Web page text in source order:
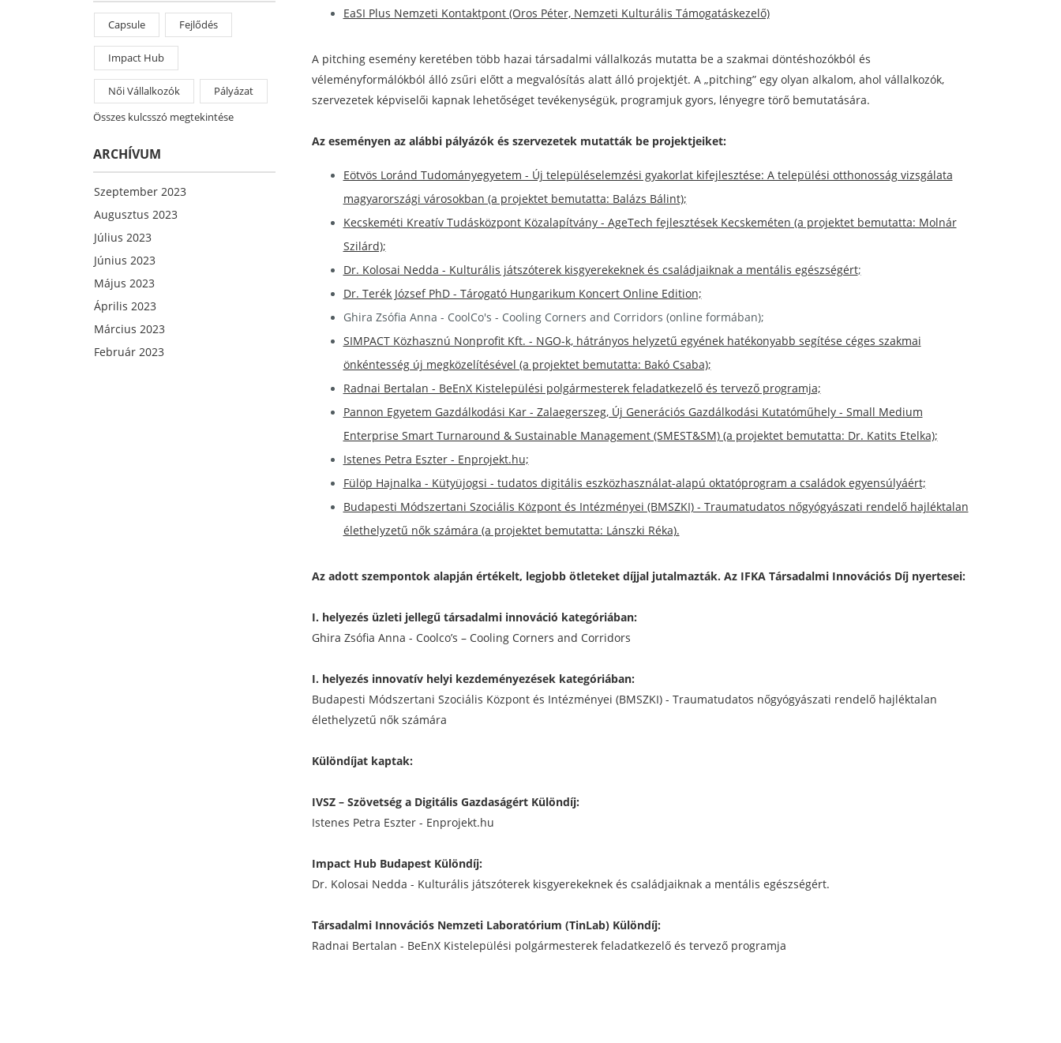
Capsule Fejlődés
Impact Hub
Női Vállalkozók
Pályázat
Összes kulcsszó megtekintése
ARCHÍVUM
Szeptember 2023
Augusztus 2023
Július 2023
Június 2023
Május 2023
Április 2023
Március 2023
Február 2023
EaSI Plus Nemzeti Kontaktpont (Oros Péter, Nemzeti Kulturális Támogatáskezelő)
A pitching esemény keretében több hazai társadalmi vállalkozás mutatta be a szakmai döntéshozókból és
véleményformálókból álló zsűri előtt a megvalósítás alatt álló projektjét. A „pitching” egy olyan alkalom, ahol vállalkozók,
szervezetek képviselői kapnak lehetőséget tevékenységük, programjuk gyors, lényegre törő bemutatására.
Az eseményen az alábbi pályázók és szervezetek mutatták be projektjeiket:
Eötvös Loránd Tudományegyetem - Új településelemzési gyakorlat kifejlesztése: A települési otthonosság vizsgálata
magyarországi városokban (a projektet bemutatta: Balázs Bálint);
Kecskeméti Kreatív Tudásközpont Közalapítvány - AgeTech fejlesztések Kecskeméten (a projektet bemutatta: Molnár
Szilárd);
Dr. Kolosai Nedda - Kulturális játszóterek kisgyerekeknek és családjaiknak a mentális egészségért;
Dr. Terék József PhD - Tárogató Hungarikum Koncert Online Edition;
Ghira Zsófia Anna - CoolCo's - Cooling Corners and Corridors (online formában);
SIMPACT Közhasznú Nonprofit Kft. - NGO-k, hátrányos helyzetű egyének hatékonyabb segítése céges szakmai
önkéntesség új megközelítésével (a projektet bemutatta: Bakó Csaba);
Radnai Bertalan - BeEnX Kistelepülési polgármesterek feladatkezelő és tervező programja;
Pannon Egyetem Gazdálkodási Kar - Zalaegerszeg, Új Generációs Gazdálkodási Kutatóműhely - Small Medium
Enterprise Smart Turnaround & Sustainable Management (SMEST&SM) (a projektet bemutatta: Dr. Katits Etelka);
Istenes Petra Eszter - Enprojekt.hu;
Fülöp Hajnalka - Kütyüjogsi - tudatos digitális eszközhasználat-alapú oktatóprogram a családok egyensúlyáért;
Budapesti Módszertani Szociális Központ és Intézményei (BMSZKI) - Traumatudatos nőgyógyászati rendelő hajléktalan
élethelyzetű nők számára (a projektet bemutatta: Lánszki Réka).
Az adott szempontok alapján értékelt, legjobb ötleteket díjjal jutalmazták. Az IFKA Társadalmi Innovációs Díj nyertesei:
I. helyezés üzleti jellegű társadalmi innováció kategóriában:
Ghira Zsófia Anna - Coolco’s – Cooling Corners and Corridors
I. helyezés innovatív helyi kezdeményezések kategóriában:
Budapesti Módszertani Szociális Központ és Intézményei (BMSZKI) - Traumatudatos nőgyógyászati rendelő hajléktalan
élethelyzetű nők számára
Különdíjat kaptak:
IVSZ – Szövetség a Digitális Gazdaságért Különdíj:
Istenes Petra Eszter - Enprojekt.hu
Impact Hub Budapest Különdíj:
Dr. Kolosai Nedda - Kulturális játszóterek kisgyerekeknek és családjaiknak a mentális egészségért.
Társadalmi Innovációs Nemzeti Laboratórium (TinLab) Különdíj:
Radnai Bertalan - BeEnX Kistelepülési polgármesterek feladatkezelő és tervező programja